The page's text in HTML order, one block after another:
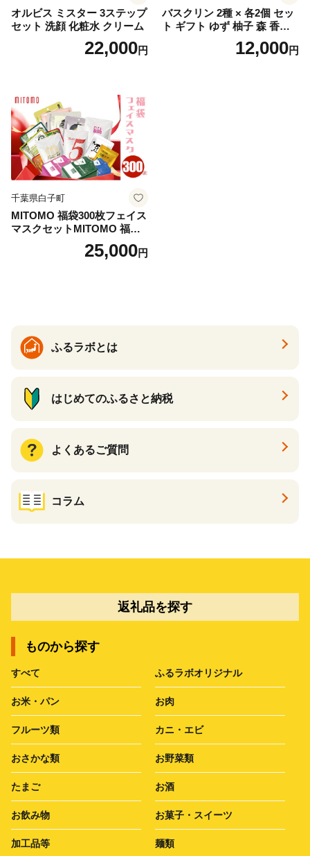
オルビス ミスター 3ステップ
セット 洗顔 化粧水 クリーム
22,000円
バスクリン 2種 × 各2個 セッ
ト ギフト ゆず 柚子 森 香り
日用品 お風呂 バス用品 温活
アロマ 香り まとめ買い静岡
12,000円
千葉県白子町
MITOMO 福袋300枚フェイス
マスクセットMITOMO 福袋3
00枚フェイスマスクセット
ふるさと納税 パック ファイ
25,000円
ふるラボとは
はじめてのふるさと納税
よくあるご質問
コラム
返礼品を探す
ものから探す
すべて ふるラボオリジナル
お米・パン お肉
フルーツ類 カニ・エビ
おさかな類 お野菜類
たまご お酒
お飲み物 お菓子・スイーツ
加工品等 麺類